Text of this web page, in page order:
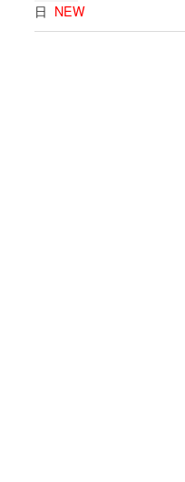
日 NEW